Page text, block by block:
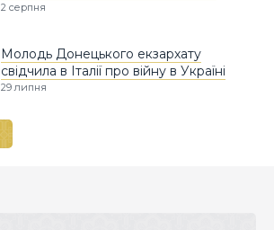
2 серпня
Молодь Донецького екзархату
свідчила в Італії про війну в Україні
29 липня